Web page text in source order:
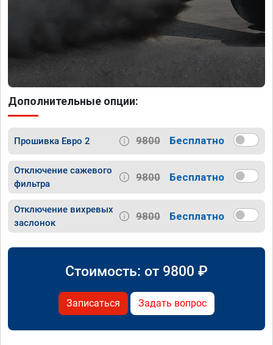
Дополнительные опции:
Прошивка Евро 2 9800 Бесплатно
Отключение сажевого
фильтра
9800 Бесплатно
Отключение вихревых
заслонок
9800 Бесплатно
Стоимость: от 9800 ₽
Записаться Задать вопрос